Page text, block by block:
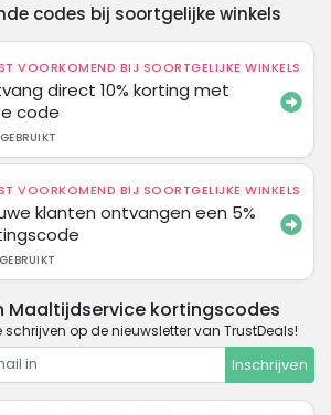
codes bij soortgelijke winkels
VOORKOMEND BIJ SOORTGELIJKE WINKELS
direct 10% korting met
code
VOORKOMEND BIJ SOORTGELIJKE WINKELS
klanten ontvangen een 5%
Maaltijdservice kortingscodes
schrijven op de nieuwsletter van TrustDeals!
Inschrijven